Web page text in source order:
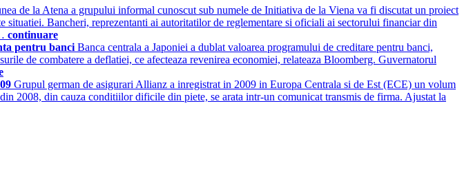
de la Atena a grupului informal cunoscut sub numele de Initiativa de la Viena va fi discutat un proiect
situatiei. Bancheri, reprezentanti ai autoritatilor de reglementare si oficiali ai sectorului financiar din
continuare
pentru banci Banca centrala a Japoniei a dublat valoarea programului de creditare pentru banci,
de combatere a deflatiei, ce afecteaza revenirea economiei, relateaza Bloomberg. Guvernatorul
Grupul german de asigurari Allianz a inregistrat in 2009 in Europa Centrala si de Est (ECE) un volum
2008, din cauza conditiilor dificile din piete, se arata intr-un comunicat transmis de firma. Ajustat la